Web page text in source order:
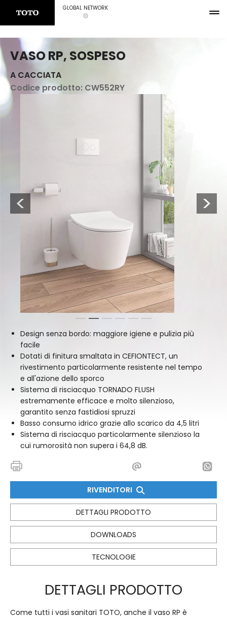
GLOBAL NETWORK
VASO RP, SOSPESO
A CACCIATA
Codice prodotto: CW552RY
Previous Next
1 2 3 4 5
6
Design senza bordo: maggiore igiene e pulizia più
facile
Dotati di finitura smaltata in CEFIONTECT, un
rivestimento particolarmente resistente nel tempo
e all'azione dello sporco
Sistema di risciacquo TORNADO FLUSH
estremamente efficace e molto silenzioso,
garantito senza fastidiosi spruzzi
Basso consumo idrico grazie allo scarico da 4,5 litri
Sistema di risciacquo particolarmente silenzioso la
cui rumorosità non supera i 64,8 dB.
RIVENDITORI
DETTAGLI PRODOTTO
DOWNLOADS
TECNOLOGIE
DETTAGLI PRODOTTO
Come tutti i vasi sanitari TOTO, anche il vaso RP è